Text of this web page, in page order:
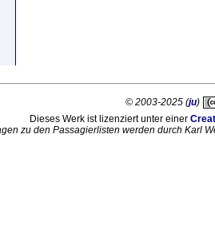
© 2003-2025 (ju)
Dieses Werk ist lizenziert unter einer
zu den Passagierlisten werden durch Karl